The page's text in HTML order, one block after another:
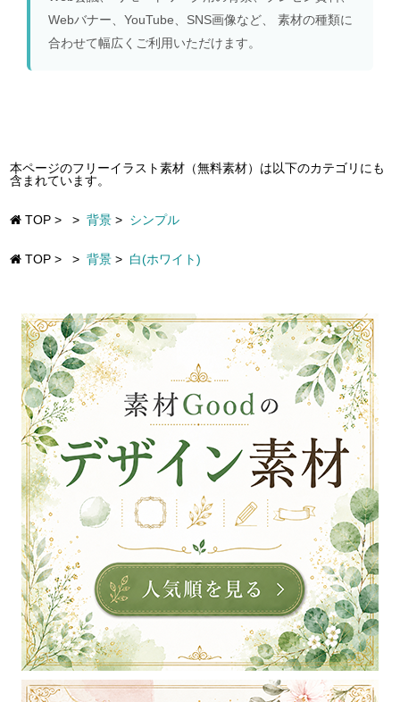
Webバナー、YouTube、SNS画像など、 素材の種類に
合わせて幅広くご利用いただけます。
本ページのフリーイラスト素材（無料素材）は以下のカテゴリにも
含まれています。
TOP > > 背景 > シンプル
TOP > > 背景 > 白(ホワイト)